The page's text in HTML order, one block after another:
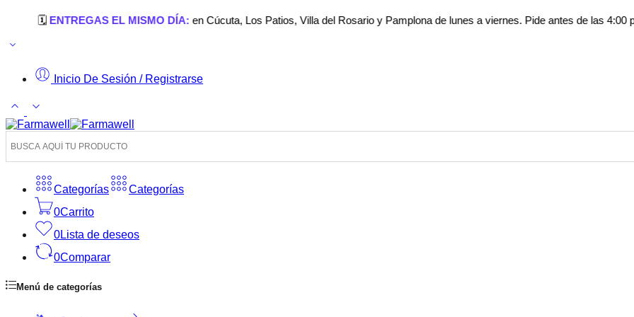
ENTREGAS EL MISMO DÍA:en Cúcuta, Los Patios, Villa del Rosario y Pamplona de lunes a viernes. Pide antes de las 4:00 p.m.
Inicio De Sesión / Registrarse
Categorías
Categorías
0Carrito
0Lista de deseos
0Comparar
Menú de categorías